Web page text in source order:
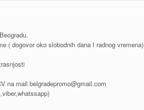
( dogovor oko slobodnih dana I radnog vremena)
na mail belgradepromo@gmail.com